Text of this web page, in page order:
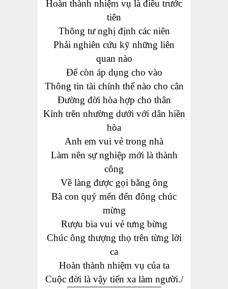
Hoàn thành nhiệm vụ là điều trước
tiên
Thông tư nghị định các niên
Phải nghiên cứu kỹ những liên
quan nào
Để còn áp dụng cho vào
Thông tin tài chính thế nào cho cân
Đường đời hòa hợp cho thân
Kính trên nhường dưới với dân hiền
hòa
Anh em vui vẻ trong nhà
Làm nên sự nghiệp mới là thành
công
Về làng được gọi bằng ông
Bà con quý mến đến đông chúc
mừng
Rượu bia vui vẻ tưng bừng
Chúc ông thượng thọ trên từng lời
ca
Hoàn thành nhiệm vụ của ta
Cuộc đời là vậy tiến xa làm người./